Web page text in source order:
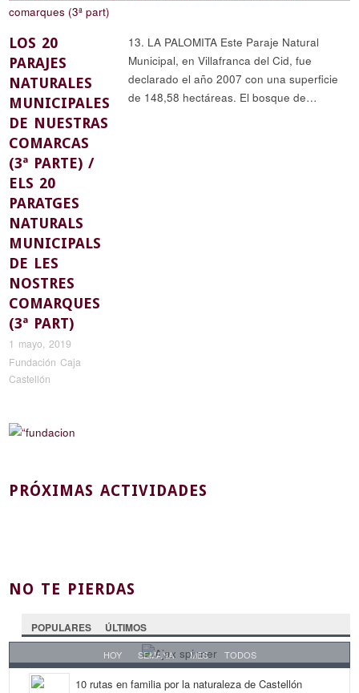
LOS 20
PARAJES
NATURALES
MUNICIPALES
DE NUESTRAS
COMARCAS
(3ª PARTE) /
ELS 20
PARATGES
NATURALS
MUNICIPALS
DE LES
NOSTRES
COMARQUES
(3ª PART)
1 mayo, 2019
Fundación Caja
Castellón
13. LA PALOMITA Este Paraje Natural
Municipal, en Villafranca del Cid, fue
declarado el año 2007 con una superficie
de 148,58 hectáreas. El bosque de…
PRÓXIMAS ACTIVIDADES
NO TE PIERDAS
POPULARES ÚLTIMOS
HOY SEMANA MES TODOS
10 rutas en familia por la naturaleza de Castellón